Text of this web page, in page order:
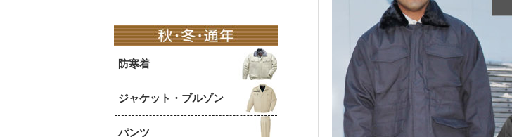
防寒着
ジャケット・ブルゾン
パンツ